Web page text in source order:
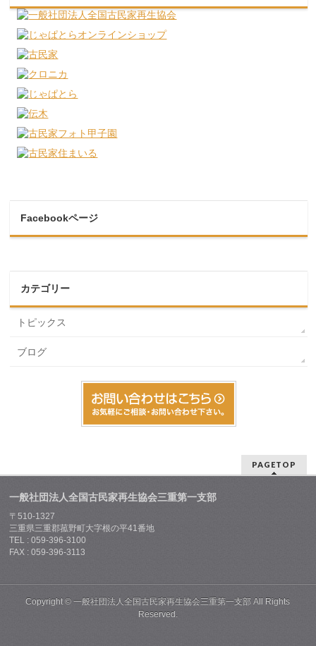
Facebookページ
カテゴリー
トピックス
ブログ
PAGETOP
一般社団法人全国古民家再生協会三重第一支部
〒510-1327
三重県三重郡菰野町大字根の平41番地
TEL : 059-396-3100
FAX : 059-396-3113
Copyright ©一般社団法人全国古民家再生協会三重第一支部 All Rights
Reserved.